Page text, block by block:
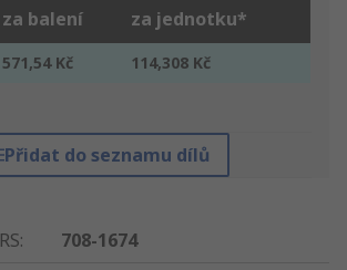
za balení za jednotku*
571,54 Kč 114,308 Kč
Přidat do seznamu dílů
:
708-1674